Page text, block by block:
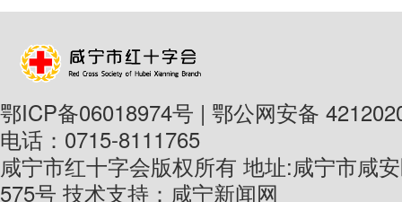
鄂ICP备06018974号 | 鄂公网安备
电话：0715-8111765
咸宁市红十字会版权所有 地址:咸宁市咸
575号 技术支持：咸宁新闻网